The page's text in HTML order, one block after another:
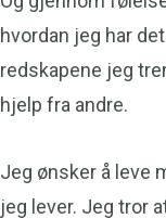
hvordan jeg har
redskapene jeg
hjelp fra andre.
Jeg ønsker å leve
jeg lever. Jeg tror